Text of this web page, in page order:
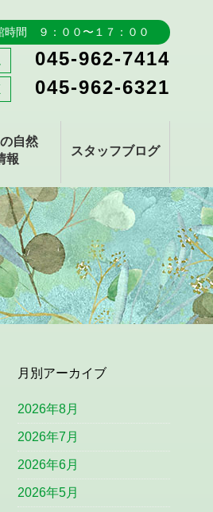
時間 ９：００〜１７：００
045-962-7414
045-962-6321
自然
報
スタッフブログ
月別アーカイブ
2026年8月
2026年7月
2026年6月
2026年5月